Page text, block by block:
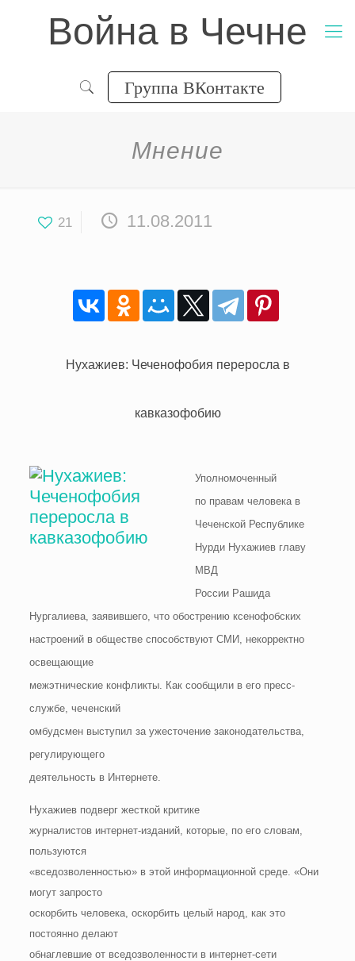
Война в Чечне
Группа ВКонтакте
Мнение
21 11.08.2011
Нухажиев: Чеченофобия переросла в
кавказофобию
Уполномоченный
по правам человека в
Чеченской Республике
Нурди Нухажиев главу
МВД
России Рашида
Нургалиева, заявившего, что обострению ксенофобских
настроений в обществе способствуют СМИ, некорректно
освещающие
межэтнические конфликты. Как сообщили в его пресс-
службе, чеченский
омбудсмен выступил за ужесточение законодательства,
регулирующего
деятельность в Интернете.
Нухажиев подверг жесткой критике
журналистов интернет-изданий, которые, по его словам,
пользуются
«вседозволенностью» в этой информационной среде. «Они
могут запросто
оскорбить человека, оскорбить целый народ, как это
постоянно делают
обнаглевшие от вседозволенности в интернет-сети